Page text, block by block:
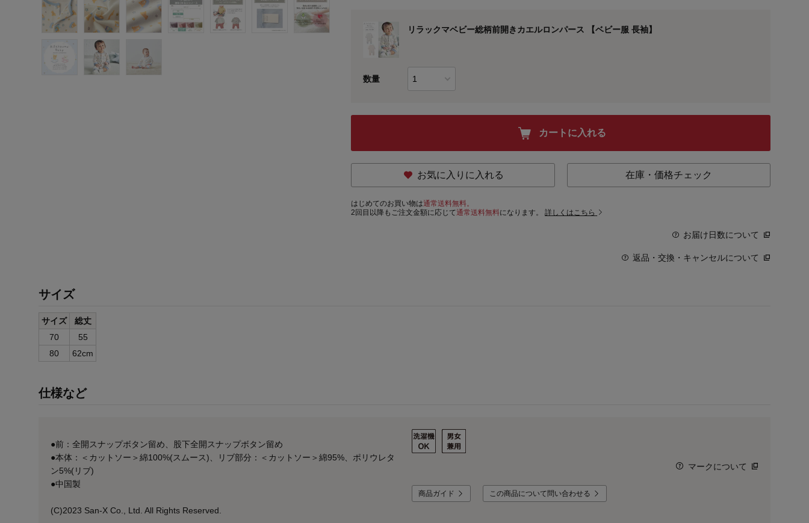
リラックマベビー総柄前開きカエルロンパース 【ベビー服 長袖】
数量
カートに入れる
お気に入りに入れる 在庫・価格チェック
はじめてのお買い物は通常送料無料。
2回目以降もご注文金額に応じて通常送料無料になります。詳しくはこちら
お届け日数について
返品・交換・キャンセルについて
サイズ
サイズ
総丈
70
55
80
62cm
仕様など
●前：全開スナップボタン留め、股下全開スナップボタン留め
●本体：＜カットソー＞綿100%(スムース)、リブ部分：＜カットソー＞綿95%、ポリウレタ
ン5%(リブ)
●中国製
(C)2023 San-X Co., Ltd. All Rights Reserved.
マークについて
商品ガイド この商品について問い合わせる